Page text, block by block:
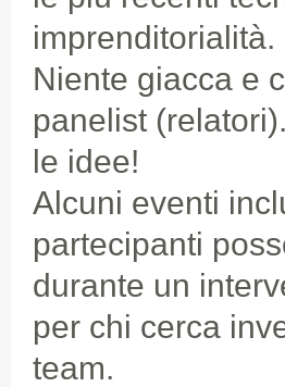
imprenditorialità.
Niente giacca e
panelist
le idee!
Alcuni eventi
partecipanti
durante un
per chi cerca
team.